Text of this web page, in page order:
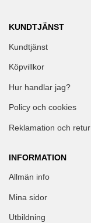
KUNDTJÄNST
Kundtjänst
Köpvillkor
Hur handlar jag?
Policy och cookies
Reklamation och retur
INFORMATION
Allmän info
Mina sidor
Utbildning